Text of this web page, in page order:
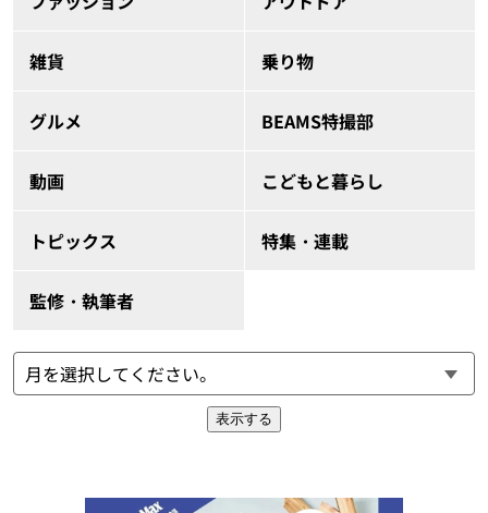
雑貨 乗り物
グルメ BEAMS特撮部
動画 こどもと暮らし
トピックス 特集・連載
監修・執筆者
表示する